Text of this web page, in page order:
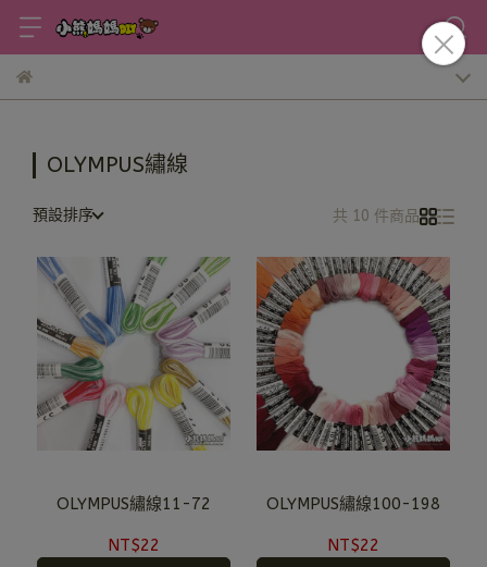
OLYMPUS繡線
預設排序 共 10 件商品
OLYMPUS繡線11-72
NT$22
OLYMPUS繡線100-198
NT$22